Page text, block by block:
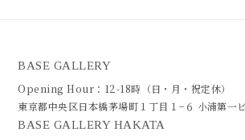
BASE GALLERY
Opening Hour：12-18時（日・月・祝定休）
東京都中央区日本橋茅場町１丁目１−６ 小浦第一
BASE GALLERY HAKATA